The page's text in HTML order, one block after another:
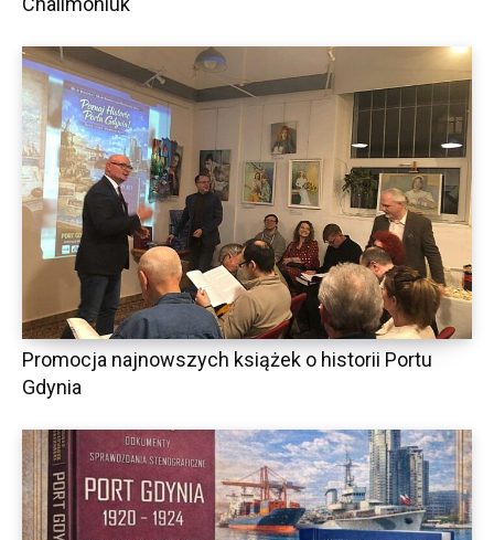
Promocja najnowszych książek o historii Portu
Gdynia